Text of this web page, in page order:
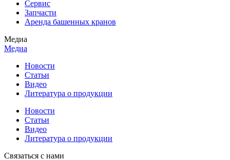
Сервис
Запчасти
Аренда башенных кранов
Медиа
Медиа
Новости
Статьи
Видео
Литература о продукции
Новости
Статьи
Видео
Литература о продукции
Связаться с нами